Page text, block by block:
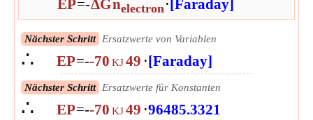
EP=-ΔGnelectron⋅[Faraday]
Nächster Schritt Ersatzwerte von Variablen
∴ EP=--70 KJ49 ⋅[Faraday]
Nächster Schritt Ersatzwerte für Konstanten
∴ EP=--70 KJ49 ⋅96485.3321